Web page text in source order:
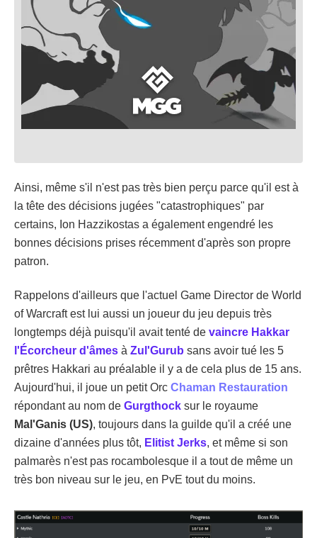
Ainsi, même s'il n'est pas très bien perçu parce qu'il est à
la tête des décisions jugées "catastrophiques" par
certains, Ion Hazzikostas a également engendré les
bonnes décisions prises récemment d'après son propre
patron.
Rappelons d'ailleurs que l'actuel Game Director de World
of Warcraft est lui aussi un joueur du jeu depuis très
longtemps déjà puisqu'il avait tenté de vaincre Hakkar
l'Écorcheur d'âmes à Zul'Gurub sans avoir tué les 5
prêtres Hakkari au préalable il y a de cela plus de 15 ans.
Aujourd'hui, il joue un petit Orc Chaman Restauration
répondant au nom de Gurgthock sur le royaume
Mal'Ganis (US), toujours dans la guilde qu'il a créé une
dizaine d'années plus tôt, Elitist Jerks, et même si son
palmarès n'est pas rocambolesque il a tout de même un
très bon niveau sur le jeu, en PvE tout du moins.